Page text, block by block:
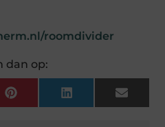
roomdivider
dan op:
Pinterest LinkedIn Email